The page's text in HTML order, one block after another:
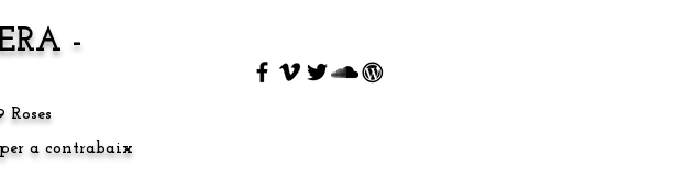
-
Roses
a contrabaix